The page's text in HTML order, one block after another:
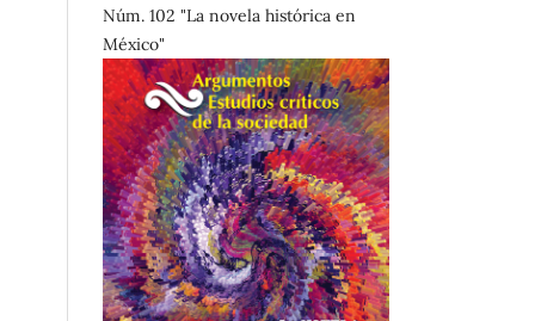
Núm. 102 "La novela histórica en
México"